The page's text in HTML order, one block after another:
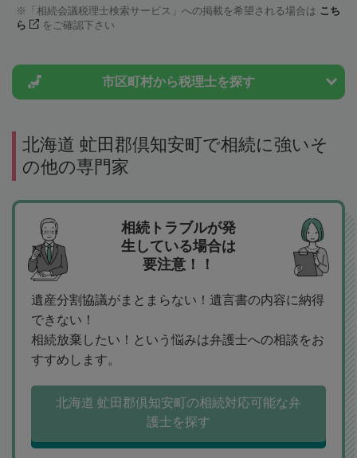
「相続会議税理士検索サービス」への掲載を希望される場合は こち
ら
をご確認下さい
市区町村から税理士を探す
北海道 虻田郡倶知安町で相続に強いそ
の他の専門家
相続トラブルが発
生している場合は
要注意！！
遺産分割協議がまとまらない！遺言書の内容に納得
できない！
相続放棄したい！という悩みは弁護士への相談をお
すすめします。
北海道 虻田郡倶知安町の相続対応可能な弁
護士を探す